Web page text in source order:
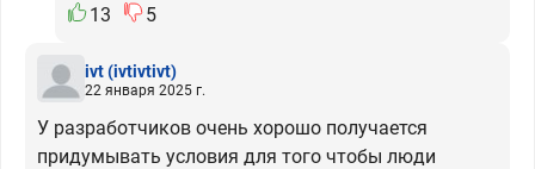
13
5
ivt(ivtivtivt)
22 января 2025 г.
У разработчиков очень хорошо получается
придумывать условия для того чтобы люди